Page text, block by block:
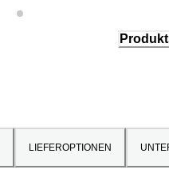
LIEFEROPTIONEN